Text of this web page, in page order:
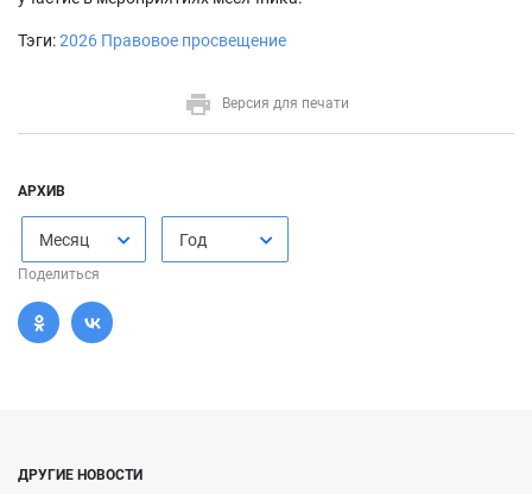
Тэги:2026 Правовое просвещение
Версия для печати
АРХИВ
Месяц Год
Поделиться
ДРУГИЕ НОВОСТИ